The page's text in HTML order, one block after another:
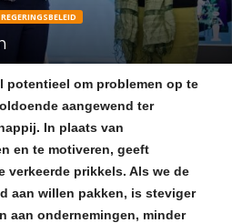
potentieel om problemen op te
aangewend ter
In plaats van
en te motiveren, geeft
verkeerde prikkels. Als we de
aan willen pakken, is steviger
aan ondernemingen, minder